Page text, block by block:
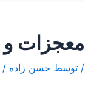
/ توسط حسن زاده /